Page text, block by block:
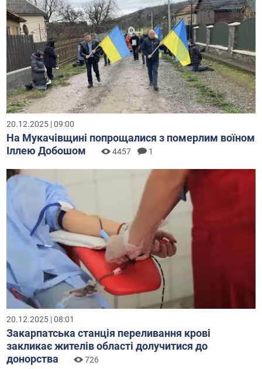
20.12.2025 | 09:00
На Мукачівщині попрощалися з померлим воїном
Іллею Добошом
4457 1
20.12.2025 | 08:01
Закарпатська станція переливання крові
закликає жителів області долучитися до
донорства
726